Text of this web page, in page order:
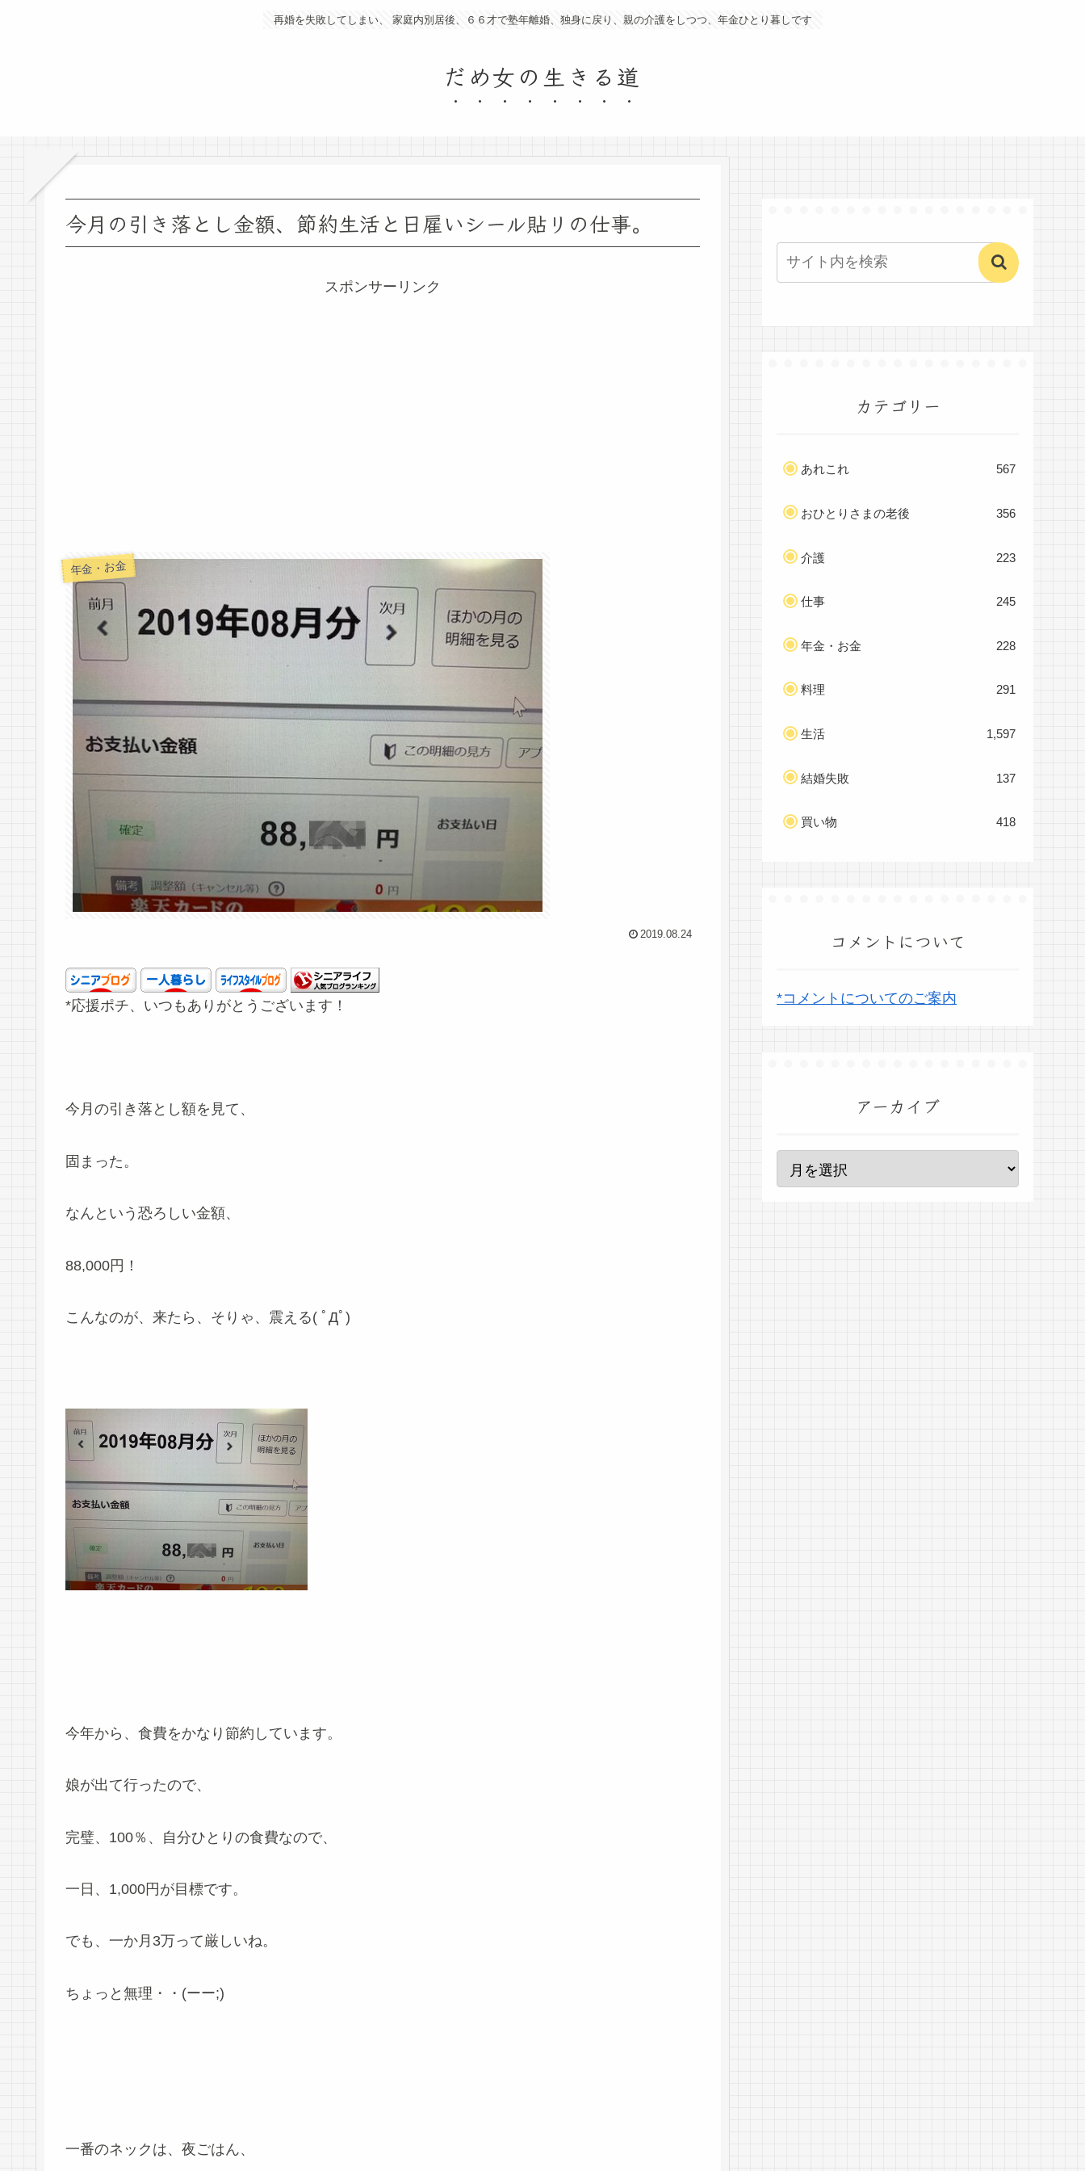
再婚を失敗してしまい、 家庭内別居後、６６才で塾年離婚、独身に戻り、親の介護をしつつ、年金ひとり暮しです
だめ女の生きる道
今月の引き落とし金額、節約生活と日雇いシール貼リの仕事。
スポンサーリンク
年金・お金
2019.08.24
*応援ポチ、いつもありがとうございます！
今月の引き落とし額を見て、
固まった。
なんという恐ろしい金額、
88,000円！
こんなのが、来たら、そりゃ、震える( ﾟДﾟ)
今年から、食費をかなり節約しています。
娘が出て行ったので、
完璧、100％、自分ひとりの食費なので、
一日、1,000円が目標です。
でも、一か月3万って厳しいね。
ちょっと無理・・(ーー;)
一番のネックは、夜ごはん、
カテゴリー
あれこれ 567
おひとりさまの老後 356
介護 223
仕事 245
年金・お金 228
料理 291
生活 1,597
結婚失敗 137
買い物 418
コメントについて
*コメントについてのご案内
アーカイブ